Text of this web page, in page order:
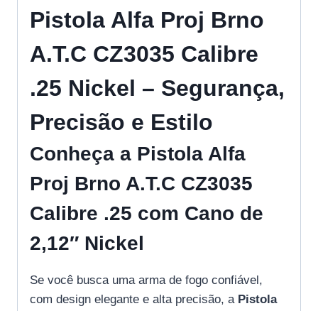
Pistola Alfa Proj Brno
A.T.C CZ3035 Calibre
.25 Nickel – Segurança,
Precisão e Estilo
Conheça a Pistola Alfa
Proj Brno A.T.C CZ3035
Calibre .25 com Cano de
2,12″ Nickel
Se você busca uma arma de fogo confiável,
com design elegante e alta precisão, a Pistola